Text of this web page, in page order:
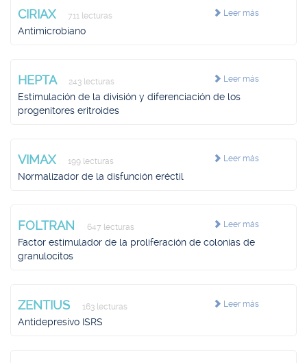
Leer más
CIRIAX 711 lecturas
Antimicrobiano
Leer más
HEPTA 243 lecturas
Estimulación de la división y diferenciación de los
progenitores eritroides
Leer más
VIMAX 199 lecturas
Normalizador de la disfunción eréctil
Leer más
FOLTRAN 647 lecturas
Factor estimulador de la proliferación de colonias de
granulocitos
Leer más
ZENTIUS 163 lecturas
Antidepresivo ISRS